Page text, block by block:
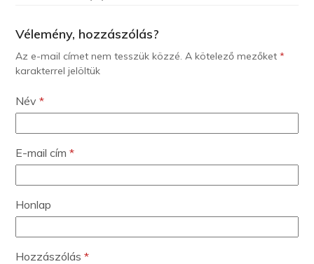
Vélemény, hozzászólás?
Az e-mail címet nem tesszük közzé. A kötelező mezőket*
karakterrel jelöltük
Név*
E-mail cím*
Honlap
Hozzászólás*